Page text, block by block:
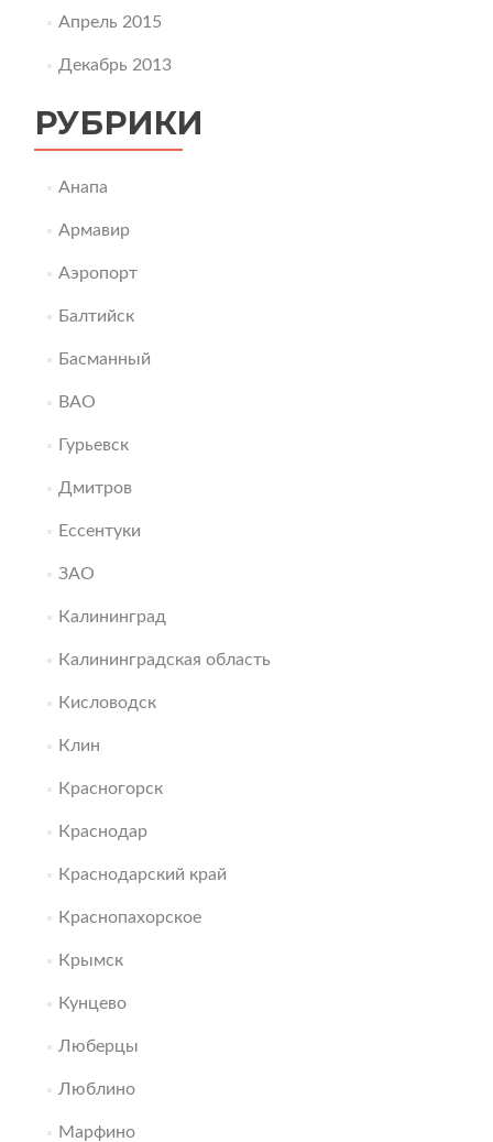
Апрель 2015
Декабрь 2013
РУБРИКИ
Анапа
Армавир
Аэропорт
Балтийск
Басманный
ВАО
Гурьевск
Дмитров
Ессентуки
ЗАО
Калининград
Калининградская область
Кисловодск
Клин
Красногорск
Краснодар
Краснодарский край
Краснопахорское
Крымск
Кунцево
Люберцы
Люблино
Марфино